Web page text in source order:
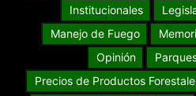
Institucionales
Manejo de Fuego
Opinión
Precios de Productos